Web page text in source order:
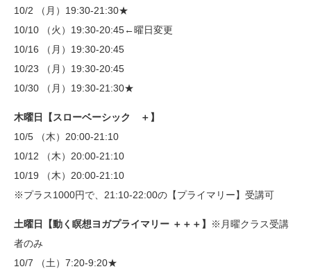
10/2 （月）19:30-21:30★
10/10 （火）19:30-20:45←曜日変更
10/16 （月）19:30-20:45
10/23 （月）19:30-20:45
10/30 （月）19:30-21:30★
木曜日【スローベーシック ＋】
10/5 （木）20:00-21:10
10/12 （木）20:00-21:10
10/19 （木）20:00-21:10
※プラス1000円で、21:10-22:00の【プライマリー】受講可
土曜日【動く瞑想ヨガプライマリー ＋＋＋】
※月曜クラス受講
者のみ
10/7 （土）7:20-9:20★